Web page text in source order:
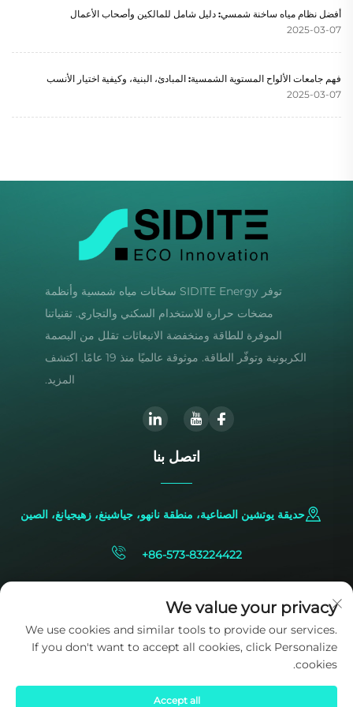
أفضل نظام مياه ساخنة شمسي: دليل شامل للمالكين وأصحاب الأعمال
2025-03-07
فهم جامعات الألواح المستوية الشمسية: المبادئ، البنية، وكيفية اختيار الأنسب
2025-03-07
توفر SIDITE Energy سخانات مياه شمسية وأنظمة
مضخات حرارة للاستخدام السكني والتجاري. تقنياتنا
الموفرة للطاقة ومنخفضة الانبعاثات تقلل من البصمة
الكربونية وتوفّر الطاقة. موثوقة عالميًا منذ 19 عامًا. اكتشف
المزيد.
اتصل بنا
حديقة يوتشين الصناعية، منطقة نانهو، جياشينغ، زهيجيانغ، الصين
+86-573-83224422
We value your privacy
We use cookies and similar tools to provide our services.
If you don't want to accept all cookies, click Personalize
cookies.
Accept all